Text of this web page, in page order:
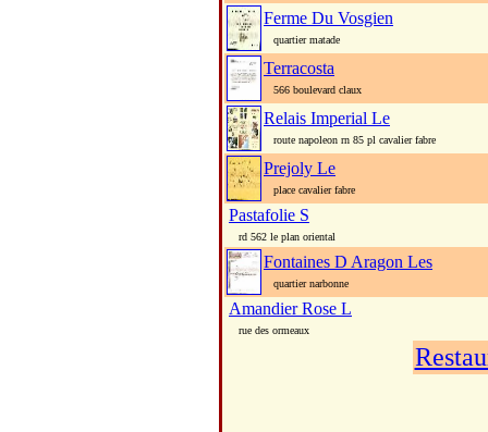
Ferme Du Vosgien
quartier matade
Terracosta
566 boulevard claux
Relais Imperial Le
route napoleon rn 85 pl cavalier fabre
Prejoly Le
place cavalier fabre
Pastafolie S
rd 562 le plan oriental
Fontaines D Aragon Les
quartier narbonne
Amandier Rose L
rue des ormeaux